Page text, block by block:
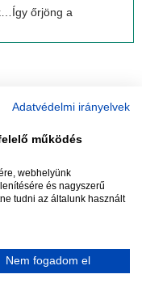
őrjöng a
jogok
Adatvédelmi irányelvek
működés
webhelyünk
és nagyszerű
tudni az általunk használt
Nem fogadom el